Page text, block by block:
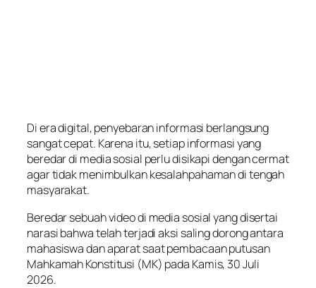
Di era digital, penyebaran informasi berlangsung
sangat cepat. Karena itu, setiap informasi yang
beredar di media sosial perlu disikapi dengan cermat
agar tidak menimbulkan kesalahpahaman di tengah
masyarakat.
Beredar sebuah video di media sosial yang disertai
narasi bahwa telah terjadi aksi saling dorong antara
mahasiswa dan aparat saat pembacaan putusan
Mahkamah Konstitusi (MK) pada Kamis, 30 Juli
2026.